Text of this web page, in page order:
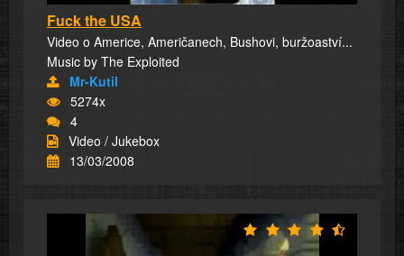
Fuck the USA
Video o Americe, Američanech, Bushovi, buržoaství...
Music by The Exploited
Mr-Kutil
5274x
4
Video / Jukebox
13/03/2008